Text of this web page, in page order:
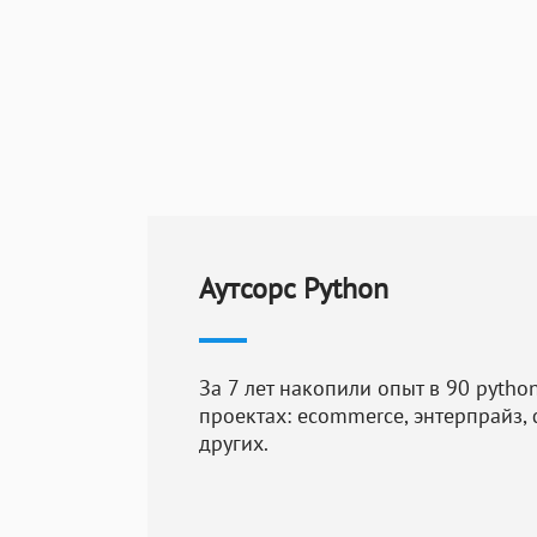
CMS,
Тестирование.
когда
Запуск сайта.
Аутсорс Python
За 7 лет накопили опыт в 90
проектах: ecommerce, энтерпрайз,
других.